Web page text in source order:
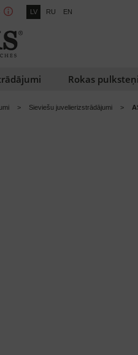
LV RU EN
Rokas pulksteņi
Sieviešu juvelierizstrādājumi